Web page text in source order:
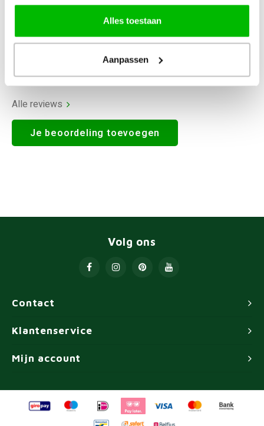
Alles toestaan
Aanpassen
0Reviews
Alle reviews
Je beoordeling toevoegen
Contact
Volg ons
Klantenservice
Mijn account